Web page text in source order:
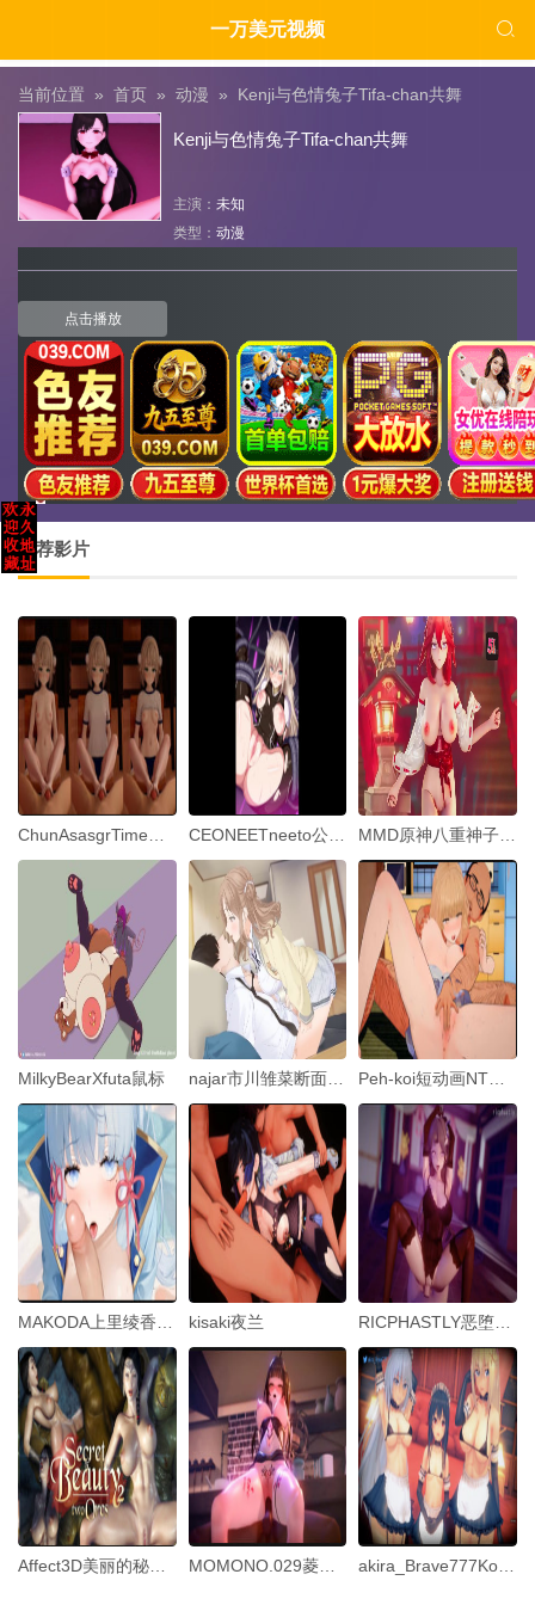
一万美元视频 
当前位置 » 首页 » 动漫 » Kenji与色情兔子Tifa-chan共舞
Kenji与色情兔子Tifa-chan共舞
主演： 未知
类型： 动漫
点击播放
推荐影片
CEONEETneeto公司老总闪TO姬-零子朸戏王
MilkyBearXfuta鼠标 najar市川雏菜断面图偶像大师2
kisaki夜兰
MOMONO.029菱纱菱纱成人训练预测疾病人情治疗中文字幕